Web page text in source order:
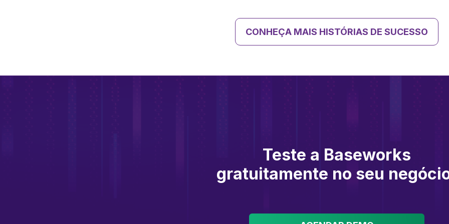
CONHEÇA MAIS HISTÓRIAS DE SUCESSO
Teste a Baseworks
gratuitamente no seu